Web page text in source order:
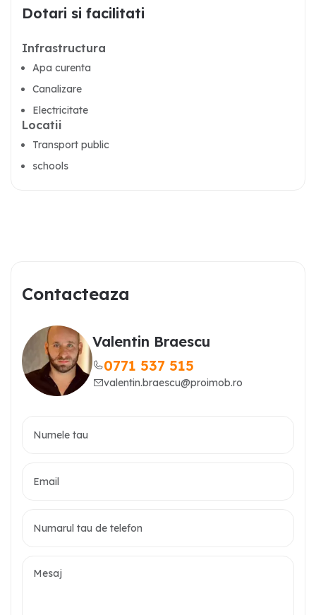
Dotari si facilitati
Infrastructura
Apa curenta
Canalizare
Electricitate
Locatii
Transport public
schools
Contacteaza
Valentin Braescu
0771 537 515
valentin.braescu@proimob.ro